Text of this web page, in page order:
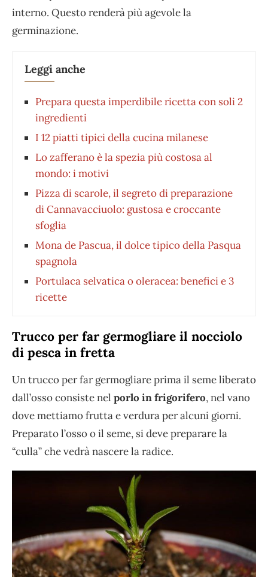
interno. Questo renderà più agevole la
germinazione.
Leggi anche
Prepara questa imperdibile ricetta con soli 2
ingredienti
I 12 piatti tipici della cucina milanese
Lo zafferano è la spezia più costosa al
mondo: i motivi
Pizza di scarole, il segreto di preparazione
di Cannavacciuolo: gustosa e croccante
sfoglia
Mona de Pascua, il dolce tipico della Pasqua
spagnola
Portulaca selvatica o oleracea: benefici e 3
ricette
Trucco per far germogliare il nocciolo
di pesca in fretta
Un trucco per far germogliare prima il seme liberato
dall’osso consiste nel porlo in frigorifero, nel vano
dove mettiamo frutta e verdura per alcuni giorni.
Preparato l’osso o il seme, si deve preparare la
“culla” che vedrà nascere la radice.